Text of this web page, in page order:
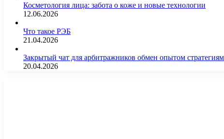
Косметология лица: забота о коже и новые технологии
12.06.2026
Что такое РЭБ
21.04.2026
Закрытый чат для арбитражников обмен опытом
20.04.2026